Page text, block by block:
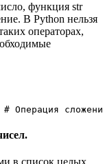
функция str
В Python нельзя
операторах,
# Операция